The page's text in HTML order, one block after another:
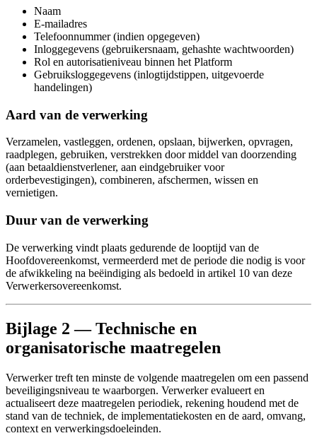
Naam
E-mailadres
Telefoonnummer (indien opgegeven)
Inloggegevens (gebruikersnaam, gehashte wachtwoorden)
Rol en autorisatieniveau binnen het Platform
Gebruiksloggegevens (inlogtijdstippen, uitgevoerde
handelingen)
Aard van de verwerking
Verzamelen, vastleggen, ordenen, opslaan, bijwerken, opvragen,
raadplegen, gebruiken, verstrekken door middel van doorzending
(aan betaaldienstverlener, aan eindgebruiker voor
orderbevestigingen), combineren, afschermen, wissen en
vernietigen.
Duur van de verwerking
De verwerking vindt plaats gedurende de looptijd van de
Hoofdovereenkomst, vermeerderd met de periode die nodig is voor
de afwikkeling na beëindiging als bedoeld in artikel 10 van deze
Verwerkersovereenkomst.
Bijlage 2 — Technische en
organisatorische maatregelen
Verwerker treft ten minste de volgende maatregelen om een passend
beveiligingsniveau te waarborgen. Verwerker evalueert en
actualiseert deze maatregelen periodiek, rekening houdend met de
stand van de techniek, de implementatiekosten en de aard, omvang,
context en verwerkingsdoeleinden.